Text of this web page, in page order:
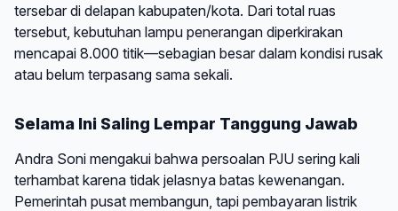
tersebar di delapan kabupaten/kota. Dari total ruas
tersebut, kebutuhan lampu penerangan diperkirakan
mencapai 8.000 titik—sebagian besar dalam kondisi rusak
atau belum terpasang sama sekali.
Selama Ini Saling Lempar Tanggung Jawab
Andra Soni mengakui bahwa persoalan PJU sering kali
terhambat karena tidak jelasnya batas kewenangan.
Pemerintah pusat membangun, tapi pembayaran listrik